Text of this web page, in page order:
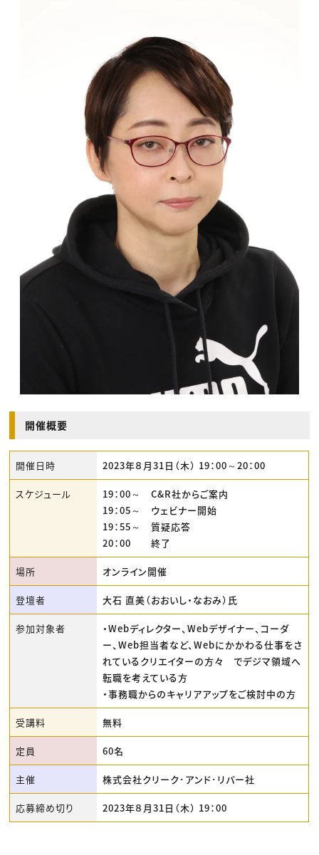
開催概要
開催日時 2023年８月31日（木） 19：00～20：00
スケジュール
19：00～ C&R社からご案内
19：05～ ウェビナー開始
19：55～ 質疑応答
20：00 終了
場所 オンライン開催
登壇者 大石 直美（おおいし・なおみ）氏
参加対象者
・Webディレクター、Webデザイナー、コーダ
ー、Web担当者など、Webにかかわる仕事をさ
れているクリエイターの方々 でデジマ領域へ
転職を考えている方
・事務職からのキャリアアップをご検討中の方
受講料 無料
定員 60名
主催 株式会社クリーク･アンド･リバー社
応募締め切り 2023年８月31日（木） 19：00